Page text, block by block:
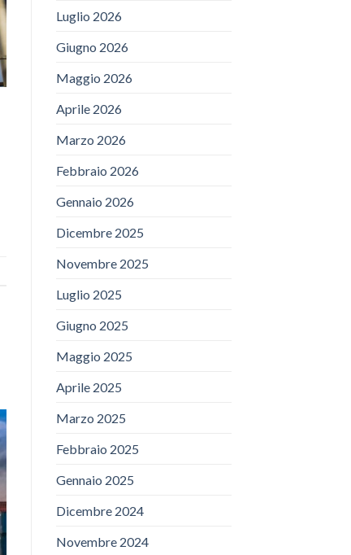
Luglio 2026
Giugno 2026
Maggio 2026
Aprile 2026
Marzo 2026
Febbraio 2026
Gennaio 2026
Dicembre 2025
Novembre 2025
Luglio 2025
Giugno 2025
Maggio 2025
Aprile 2025
Marzo 2025
Febbraio 2025
Gennaio 2025
Dicembre 2024
Novembre 2024